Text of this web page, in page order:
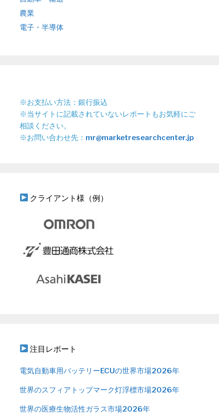
農業
電子・半導体
※お支払い方法：銀行振込
※当サイトに記載されていないレポートもお気軽にご
相談ください。
※お問い合わせ先： mr@marketresearchcenter.jp
クライアント様（例）
注目レポート
電気自動車用バッテリーECUの世界市場2026年
世界のスフィアトップマーク灯浮標市場2026年
世界の医療生物活性ガラス市場2026年